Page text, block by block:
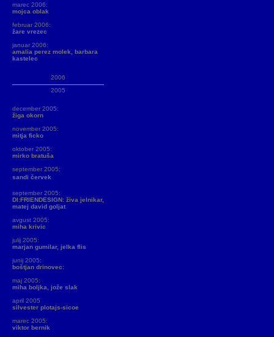
marec 2006:
mojca oblak
februar 2006:
žare vrezec
januar 2006:
amalia perez molek, barbara
kastelec
2006
2005
december 2005:
žiga okorn
november 2005:
mitja ficko
oktober 2005:
mirko bratuša
september 2005:
sandi červek
september 2005:
DI:FRIENDESIGN: živa jelnikar,
matej david goljat
avgust 2005:
miha krivic
julij 2005:
marjan gumilar, jelka flis
junij 2005:
boštjan drinovec:
maj 2005:
miha boljka, jože slak
april 2005
silvester plotajs-sicoe
marec 2005:
viktor bernik